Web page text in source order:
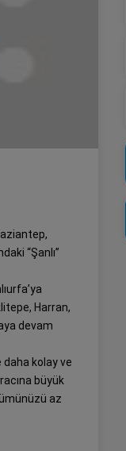
“Şanlı”
Harran,
devam
daha kolay ve
büyük
az